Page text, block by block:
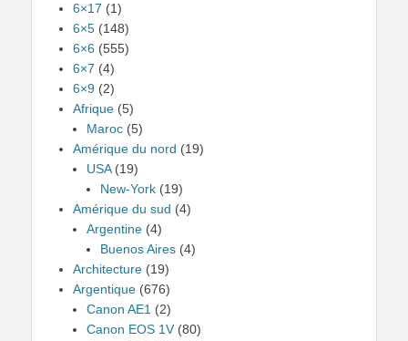
6×17 (1)
6×5 (148)
6×6 (555)
6×7 (4)
6×9 (2)
Afrique (5)
Maroc (5)
Amérique du nord (19)
USA(19)
New-York (19)
Amérique du sud (4)
Argentine (4)
Buenos Aires (4)
Architecture (19)
Argentique (676)
Canon AE1 (2)
Canon EOS 1V (80)